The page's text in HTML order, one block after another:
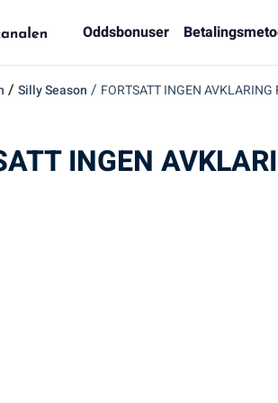
Oddsbonuser
/ Silly Season / FORTSATT INGEN AVKLARING
INGEN